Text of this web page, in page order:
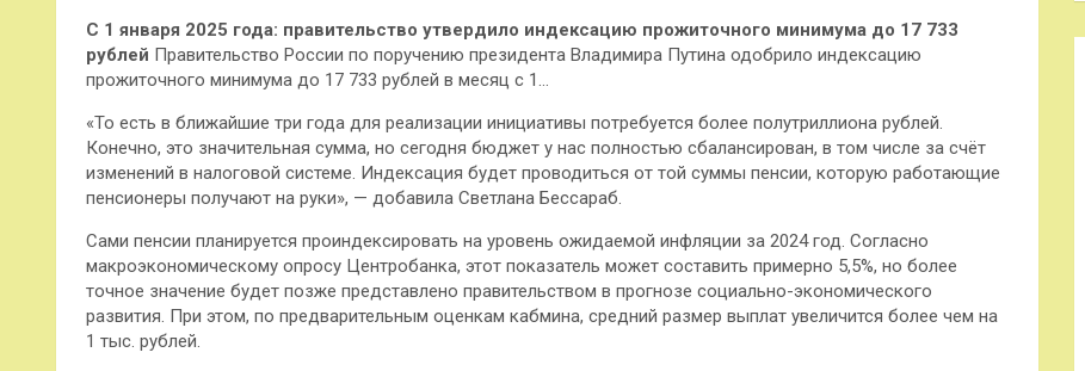
С 1 января 2025 года: правительство утвердило индексацию прожиточного минимума до 17 733
рублей Правительство России по поручению президента Владимира Путина одобрило индексацию
прожиточного минимума до 17 733 рублей в месяц с 1…
«То есть в ближайшие три года для реализации инициативы потребуется более полутриллиона рублей.
Конечно, это значительная сумма, но сегодня бюджет у нас полностью сбалансирован, в том числе за счёт
изменений в налоговой системе. Индексация будет проводиться от той суммы пенсии, которую работающие
пенсионеры получают на руки», — добавила Светлана Бессараб.
Сами пенсии планируется проиндексировать на уровень ожидаемой инфляции за 2024 год. Согласно
макроэкономическому опросу Центробанка, этот показатель может составить примерно 5,5%, но более
точное значение будет позже представлено правительством в прогнозе социально-экономического
развития. При этом, по предварительным оценкам кабмина, средний размер выплат увеличится более чем на
1 тыс. рублей.